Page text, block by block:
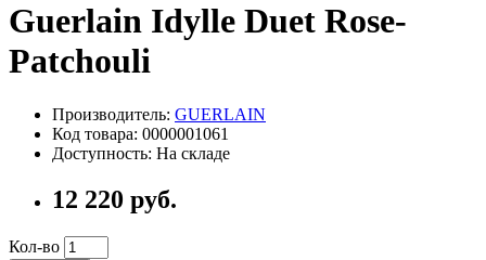
Guerlain Idylle Duet Rose-
Patchouli
Производитель: GUERLAIN
Код товара: 0000001061
Доступность: На складе
12 220 руб.
Кол-во